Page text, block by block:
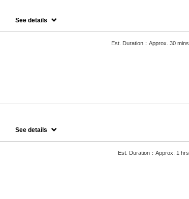
ップトリートメント
ます。
See details
Est. Duration：Approx. 30 mins
See details
Est. Duration：Approx. 1 hrs